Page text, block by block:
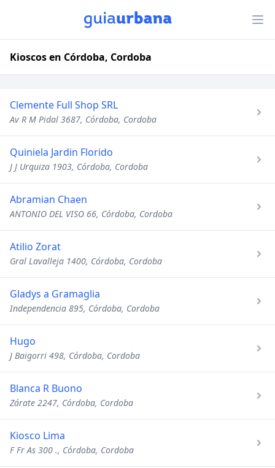
Kioscos en Córdoba, Cordoba
Clemente Full Shop SRL
Av R M Pidal 3687, Córdoba, Cordoba
Quiniela Jardin Florido
J J Urquiza 1903, Córdoba, Cordoba
Abramian Chaen
ANTONIO DEL VISO 66, Córdoba, Cordoba
Atilio Zorat
Gral Lavalleja 1400, Córdoba, Cordoba
Gladys a Gramaglia
Independencia 895, Córdoba, Cordoba
Hugo
J Baigorri 498, Córdoba, Cordoba
Blanca R Buono
Zárate 2247, Córdoba, Cordoba
Kiosco Lima
F Fr As 300 ., Córdoba, Cordoba